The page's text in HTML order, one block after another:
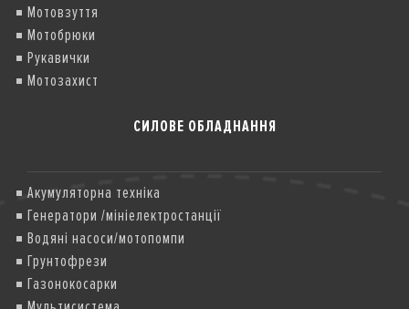
Мотовзуття
Мотобрюки
Рукавички
Мотозахист
СИЛОВЕ ОБЛАДНАННЯ
Акумуляторна техніка
Генератори /мініелектростанції
Водяні насоси/мотопомпи
Грунтофрези
Газонокосарки